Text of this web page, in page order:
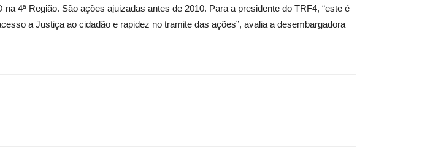
4ª Região. São ações ajuizadas antes de 2010. Para a presidente do TRF4, “este é
a Justiça ao cidadão e rapidez no tramite das ações”, avalia a desembargadora